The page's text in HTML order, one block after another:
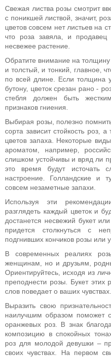
Свежая листва розы смотрит
с поникшей листвой, значит,
цветов совсем нет листьев на
что роза завяла, и продавец
несвежее растение.
Обратите внимание на
и толстый, и тонкий, главное,
по всей длине. Если толщина
бутону, цветок срезан рано -
стебля должен быть
признаков гниения.
Выбирая розы, полезно
сорта зависит стойкость роз,
цветов запаха. Некоторые
ароматом, например,
слишком устойчивы и вряд ли
это время будут источать
настроение. Голландские и
совсем незаметные запахи.
Используя эти
разглядеть каждый цветок и
достанется несвежий букет
придется столкнуться с
подгнивших кончиков розы или
В современных реалиях
женщинам, но и друзьям,
Ориентируйтесь, исходя из
преподнести розы. Букет
слов поведает о ваших чувствах.
Выразить свою
наилучшим образом поможет
оранжевых роз. В знак
композицию в спокойных
роз для молодой девушки –
своих чувствах. На первом